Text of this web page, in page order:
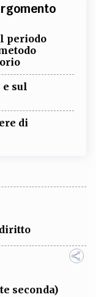
periodo
sul
di
seconda)